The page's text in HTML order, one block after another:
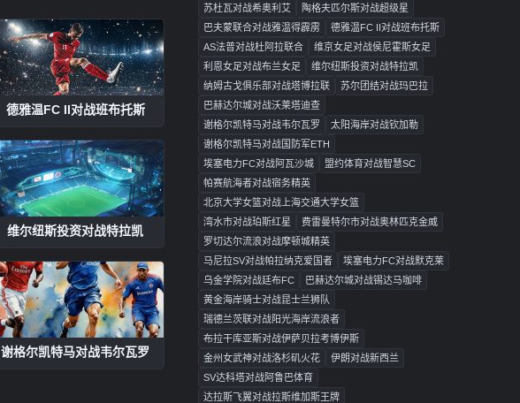
德雅温FC II对战班布托斯
维尔纽斯投资对战特拉凯
谢格尔凯特马对战韦尔瓦罗
苏杜瓦对战希奥利艾
陶格夫匹尔斯对战超级星
巴夫蒙联合对战雅温得霹雳
德雅温FC II对战班布托斯
AS法普对战杜阿拉联合
维京女足对战侯尼霍斯女足
利恩女足对战布兰女足
维尔纽斯投资对战特拉凯
纳姆古戈俱乐部对战塔博拉联
苏尔团结对战玛巴拉
巴赫达尔城对战沃莱塔迪查
谢格尔凯特马对战韦尔瓦罗
太阳海岸对战钦加勒
谢格尔凯特马对战国防军ETH
埃塞电力FC对战阿瓦沙城
盟约体育对战智慧SC
帕赛航海者对战宿务精英
北京大学女篮对战上海交通大学女篮
湾水市对战珀斯红星
费雷曼特尔市对战奥林匹克金威
罗切达尔流浪对战摩顿城精英
马尼拉SV对战帕拉纳克爱国者
埃塞电力FC对战默克莱
乌金学院对战廷布FC
巴赫达尔城对战锡达马咖啡
黄金海岸骑士对战昆士兰狮队
瑞德兰茨联对战阳光海岸流浪者
布拉干库亚斯对战伊萨贝拉考博伊斯
金州女武神对战洛杉矶火花
伊朗对战新西兰
SV达科塔对战阿鲁巴体育
达拉斯飞翼对战拉斯维加斯王牌